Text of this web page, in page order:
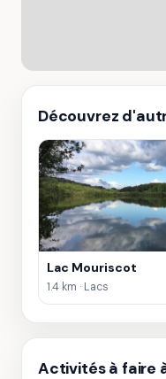
Découvrez
Lac Mouriscot
1.4 km · Lacs
Activités à faire